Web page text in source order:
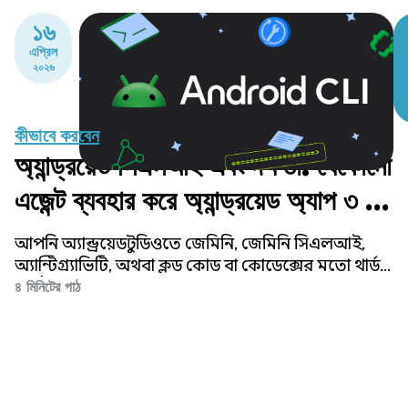
১৬
এপ্রিল
২০২৬
কীভাবে করবেন
অ্যান্ড্রয়েড সিএলআই এবং দক্ষতা: যেকোনো
এজেন্ট ব্যবহার করে অ্যান্ড্রয়েড অ্যাপ ৩ গুণ
দ্রুত তৈরি করুন।
আপনি অ্যান্ড্রয়েড স্টুডিওতে জেমিনি, জেমিনি সিএলআই,
অ্যান্টিগ্র্যাভিটি, অথবা ক্লড কোড বা কোডেক্সের মতো থার্ড-
পার্টি এজেন্ট ব্যবহার করুন না কেন, আমাদের লক্ষ্য হলো
৪ মিনিটের পাঠ